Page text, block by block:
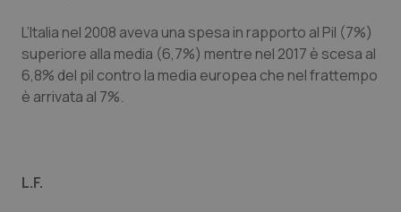
Friuli Venezia Giulia
Lazio
Dermatite Atopica
Diabete & glucometri
L’Italia nel 2008 aveva una spesa in rapporto al Pil (7%)
superiore alla media (6,7%) mentre nel 2017 è scesa al
6,8% del pil contro la media europea che nel frattempo
è arrivata al 7%.
L.F.